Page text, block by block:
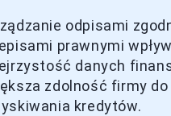
odpisami
prawnymi
danych
zdolność firmy do
kredytów.